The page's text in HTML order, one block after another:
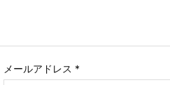
メールアドレス *